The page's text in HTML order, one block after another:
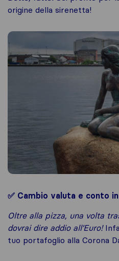
origine della sirenetta!
✅ Cambio valuta e conto
Oltre alla pizza, una volta
dovrai dire addio all’Euro!
tuo portafoglio alla Corona